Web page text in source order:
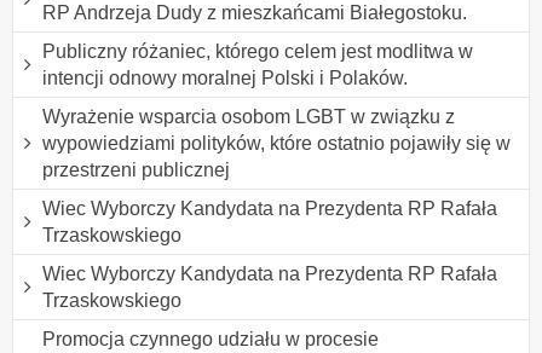
RP Andrzeja Dudy z mieszkańcami Białegostoku.
Publiczny różaniec, którego celem jest modlitwa w
intencji odnowy moralnej Polski i Polaków.
Wyrażenie wsparcia osobom LGBT w związku z
wypowiedziami polityków, które ostatnio pojawiły się w
przestrzeni publicznej
Wiec Wyborczy Kandydata na Prezydenta RP Rafała
Trzaskowskiego
Wiec Wyborczy Kandydata na Prezydenta RP Rafała
Trzaskowskiego
Promocja czynnego udziału w procesie